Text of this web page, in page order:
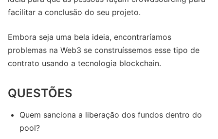
facilitar a conclusão do seu projeto.
Embora seja uma bela ideia, encontraríamos
problemas na Web3 se construíssemos esse tipo de
contrato usando a tecnologia blockchain.
QUESTÕES
Quem sanciona a liberação dos fundos dentro do
pool?